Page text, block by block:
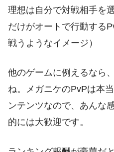
理想は自分で対戦相手を
だけがオートで行動する
戦うようなイメージ）
他のゲームに例えるなら、
ね。メガニケのPvPは本
ンテンツなので、あんな
的には大歓迎です。